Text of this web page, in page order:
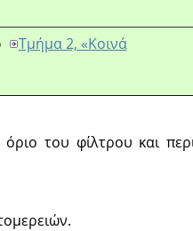
Τμήμα 2, «Κοινά
του φίλτρου και